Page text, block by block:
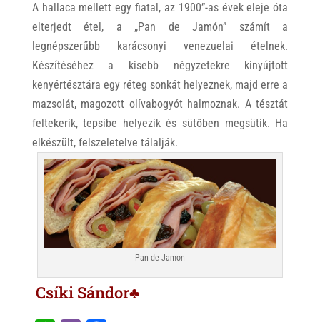
A hallaca mellett egy fiatal, az 1900”-as évek eleje óta
elterjedt étel, a „Pan de Jamón” számít a
legnépszerűbb karácsonyi venezuelai ételnek.
Készítéséhez a kisebb négyzetekre kinyújtott
kenyértésztára egy réteg sonkát helyeznek, majd erre a
mazsolát, magozott olívabogyót halmoznak. A tésztát
feltekerik, tepsibe helyezik és sütőben megsütik. Ha
elkészült, felszeletelve tálalják.
Pan de Jamon
Csíki Sándor♣